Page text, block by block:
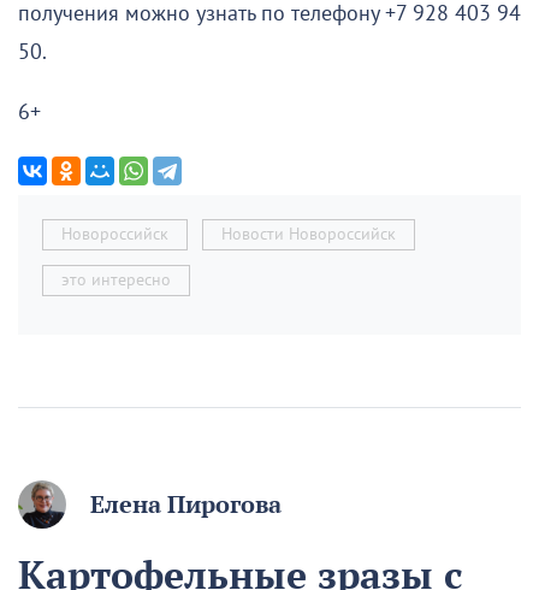
получения можно узнать по телефону +7 928 403 94
50.
6+
Новороссийск Новости Новороссийск
это интересно
Елена Пирогова
Картофельные зразы с